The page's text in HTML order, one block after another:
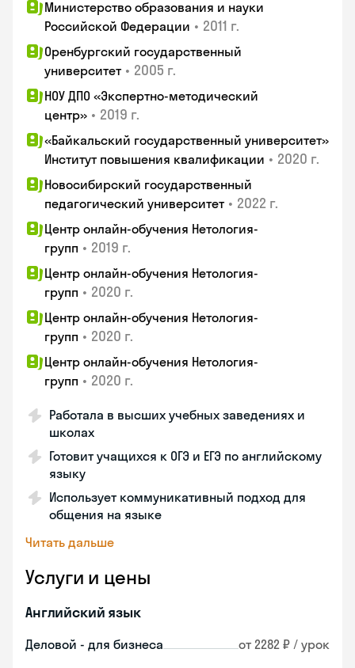
Министерство образования и науки
Российской Федерации • 2011 г.
Оренбургский государственный
университет • 2005 г.
НОУ ДПО «Экспертно-методический
центр» • 2019 г.
«Байкальский государственный университет»
Институт повышения квалификации • 2020 г.
Новосибирский государственный
педагогический университет • 2022 г.
Центр онлайн-обучения Нетология-
групп • 2019 г.
Центр онлайн-обучения Нетология-
групп • 2020 г.
Центр онлайн-обучения Нетология-
групп • 2020 г.
Центр онлайн-обучения Нетология-
групп • 2020 г.
Работала в высших учебных заведениях и
школах
Готовит учащихся к ОГЭ и ЕГЭ по английскому
языку
Использует коммуникативный подход для
общения на языке
Читать дальше
Услуги и цены
Английский язык
Деловой - для бизнеса от 2282 ₽ / урок